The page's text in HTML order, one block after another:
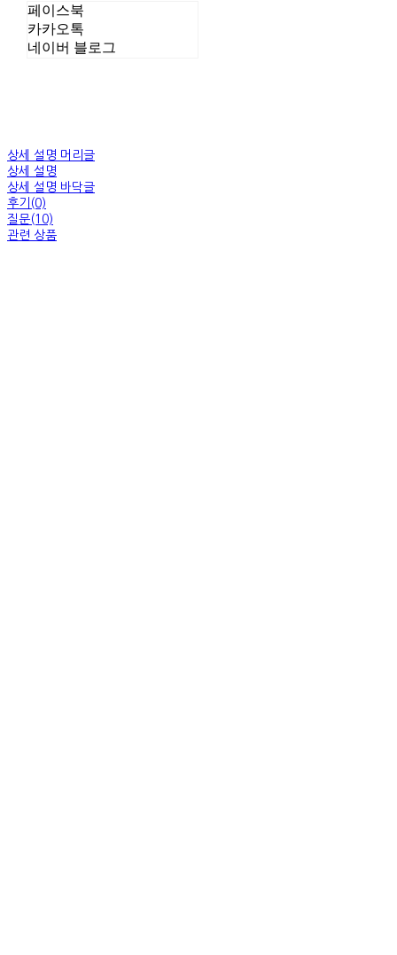
페이스북
카카오톡
네이버 블로그
상세 설명 머리글
상세 설명
상세 설명 바닥글
후기(0)
질문(10)
관련 상품